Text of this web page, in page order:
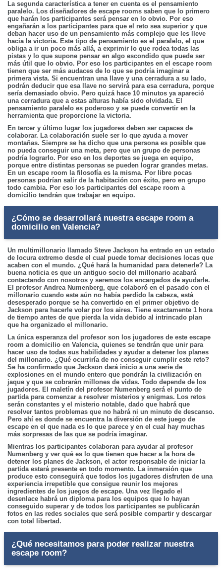
La segunda característica a tener en cuenta es el pensamiento
paralelo. Los diseñadores de escape rooms saben que lo primero
que harán los participantes será pensar en lo obvio. Por eso
engañarán a los participantes para que el reto sea superior y que
deban hacer uso de un pensamiento más complejo que les lleve
hacia la victoria. Este tipo de pensamiento es el paralelo, el que
obliga a ir un poco más allá, a exprimir lo que rodea todas las
pistas y lo que supone pensar en algo escondido que puede ser
más útil que lo obvio. Por eso los participantes en el escape room
tienen que ser más audaces de lo que se podría imaginar a
primera vista. Si encuentran una llave y una cerradura a su lado,
podrán deducir que esa llave no servirá para esa cerradura, porque
sería demasiado obvio. Pero quizá hace 10 minutos ya apareció
una cerradura que a estas alturas había sido olvidada. El
pensamiento paralelo es poderoso y se puede convertir en la
herramienta que proporcione la victoria.
En tercer y último lugar los jugadores deben ser capaces de
colaborar. La colaboración suele ser lo que ayuda a mover
montañas. Siempre se ha dicho que una persona es posible que
no pueda conseguir una meta, pero que un grupo de personas
podría lograrlo. Por eso en los deportes se juega en equipo,
porque entre distintas personas se pueden lograr grandes metas.
En un escape room la filosofía es la misma. Por libre pocas
personas podrían salir de la habitación con éxito, pero en grupo
todo cambia. Por eso los participantes del escape room a
domicilio tendrán que trabajar en equipo.
¿Cómo se desarrollará nuestra escape room a
domicilio en Valencia?
Un multimillonario llamado Steve Jackson ha entrado en un estado
de locura extremo desde el cual puede tomar decisiones locas que
acaben con el mundo. ¿Qué hará la humanidad para detenerle? La
buena noticia es que un antiguo socio del millonario acabará
contactando con nosotros y seremos los encargados de ayudarle.
El profesor Andrea Numenberg, que colaboró en el pasado con el
millonario cuando este aún no había perdido la cabeza, está
desesperado porque se ha convertido en el primer objetivo de
Jackson para hacerle volar por los aires. Tiene exactamente 1 hora
de tiempo antes de que pierda la vida debido al intrincado plan
que ha organizado el millonario.
La única esperanza del profesor son los jugadores de este escape
room a domicilio en Valencia, quienes se tendrán que unir para
hacer uso de todas sus habilidades y ayudar a detener los planes
del millonario. ¿Qué ocurriría de no conseguir cumplir este reto?
Se ha confirmado que Jackson dará inicio a una serie de
explosiones en el mundo entero que pondrán la civilización en
jaque y que se cobrarán millones de vidas. Todo depende de los
jugadores. El maletín del profesor Numenberg será el punto de
partida para comenzar a resolver misterios y enigmas. Los retos
serán constantes y el misterio notable, dado que habrá que
resolver tantos problemas que no habrá ni un minuto de descanso.
Pero ahí es donde se encuentra la diversión de este juego de
escape en el que nada es lo que parece y en el cual hay muchas
más sorpresas de las que se podría imaginar.
Mientras los participantes colaboran para ayudar al profesor
Numenberg y ver qué es lo que tienen que hacer a la hora de
detener los planes de Jackson, el actor responsable de iniciar la
partida estará presente en todo momento. La inmersión que
produce esto conseguirá que todos los jugadores disfruten de una
experiencia irrepetible que consigue reunir los mejores
ingredientes de los juegos de escape. Una vez llegado el
desenlace habrá un diploma para los equipos que lo hayan
conseguido superar y de todos los participantes se publicarán
fotos en las redes sociales que será posible compartir y descargar
con total libertad.
¿Qué necesitamos para poder realizar nuestra
escape room?